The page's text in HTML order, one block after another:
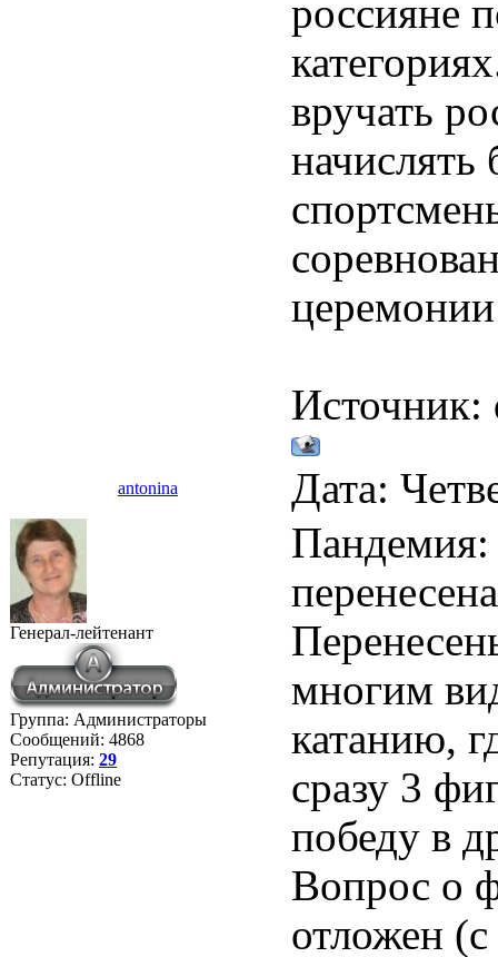
россияне
вручать
начислять
Источник:
antonina Дата:
Генерал-лейтенант
Группа: Администраторы
Сообщений: 4868
Репутация: 29
Статус: Offline
Пандемия:
многим
катанию,
сразу 3
победу в
Вопрос о
отложен